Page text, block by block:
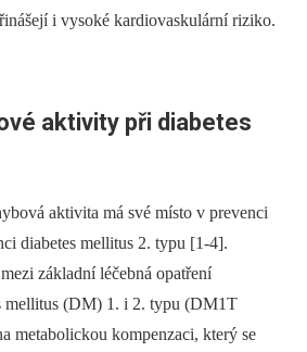
i vysoké kardiovaskulární riziko.
aktivity při diabetes
aktivita má své místo v prevenci
diabetes mellitus 2. typu [1-4].
základní léčebná opatření
mellitus (DM) 1. i 2. typu (DM1T
metabolickou kompenzaci, který se